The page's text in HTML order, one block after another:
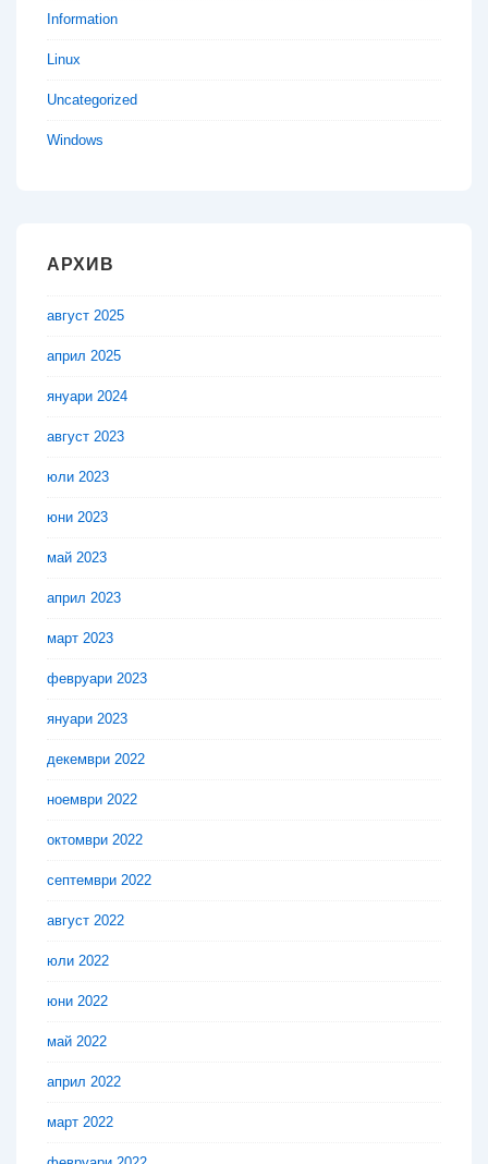
Information
Linux
Uncategorized
Windows
АРХИВ
август 2025
април 2025
януари 2024
август 2023
юли 2023
юни 2023
май 2023
април 2023
март 2023
февруари 2023
януари 2023
декември 2022
ноември 2022
октомври 2022
септември 2022
август 2022
юли 2022
юни 2022
май 2022
април 2022
март 2022